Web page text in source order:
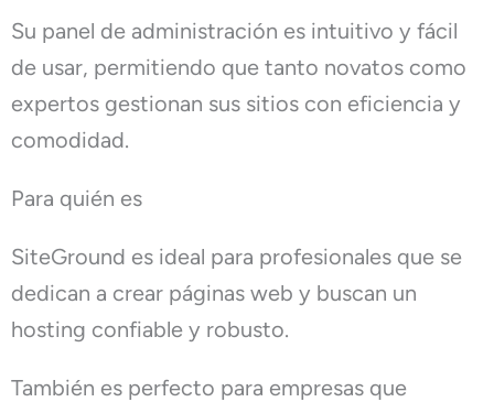
Su panel de administración es intuitivo y fácil
de usar, permitiendo que tanto novatos como
expertos gestionan sus sitios con eficiencia y
comodidad.
Para quién es
SiteGround es ideal para profesionales que se
dedican a crear páginas web y buscan un
hosting confiable y robusto.
También es perfecto para empresas que